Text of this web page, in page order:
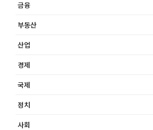
금융
부동산
산업
경제
국제
정치
사회